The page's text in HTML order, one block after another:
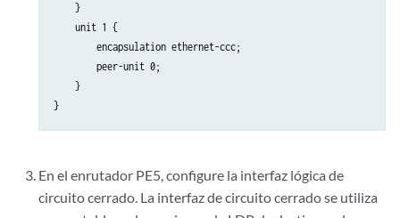
    }
    unit 1 {
        encapsulation ethernet-ccc;
        peer-unit 0;
    }
En el enrutador PE5, configure la interfaz lógica de
circuito cerrado. La interfaz de circuito cerrado se utiliza